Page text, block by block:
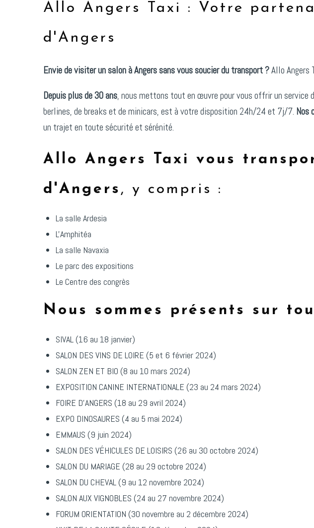
Allo Angers Taxi : Votre
d'Angers
Envie de visiter un salon à Angers sans vous soucier du transport ?Allo Angers
Depuis plus de 30 ans, nous mettons tout en œuvre pour vous offrir un
berlines, de breaks et de minicars, est à votre disposition 24h/24 et 7j/7. Nos
un trajet en toute sécurité et sérénité.
Allo Angers Taxi vous
d'Angers, y compris :
La salle Ardesia
L'Amphitéa
La salle Navaxia
Le parc des expositions
Le Centre des congrès
Nous sommes présents sur
SIVAL (16 au 18 janvier)
SALON DES VINS DE LOIRE (5 et 6 février 2024)
SALON ZEN ET BIO (8 au 10 mars 2024)
EXPOSITION CANINE INTERNATIONALE (23 au 24 mars 2024)
FOIRE D'ANGERS (18 au 29 avril 2024)
EXPO DINOSAURES (4 au 5 mai 2024)
EMMAUS (9 juin 2024)
SALON DES VÉHICULES DE LOISIRS (26 au 30 octobre 2024)
SALON DU MARIAGE (28 au 29 octobre 2024)
SALON DU CHEVAL (9 au 12 novembre 2024)
SALON AUX VIGNOBLES (24 au 27 novembre 2024)
FORUM ORIENTATION (30 novembre au 2 décembre 2024)